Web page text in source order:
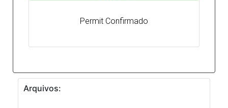
Permit Confirmado
Arquivos: